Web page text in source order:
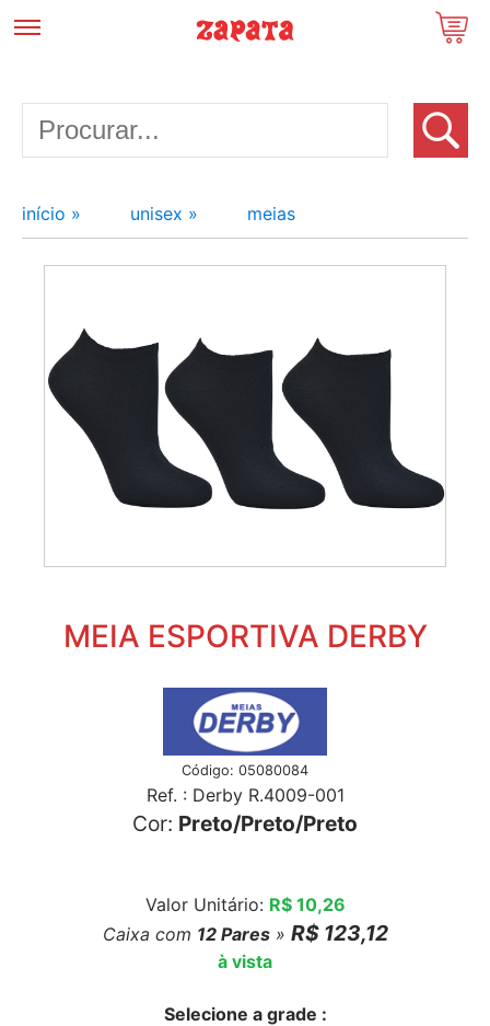
início » unisex » meias
MEIA ESPORTIVA DERBY
Código: 05080084
Ref. : Derby R.4009-001
Cor: Preto/Preto/Preto
Valor Unitário: R$ 10,26
Caixa com 12Pares» R$ 123,12
à vista
Selecione a grade :